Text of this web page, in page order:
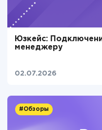
Юзкейс:
менеджеру
02.07.2026
#Обзоры